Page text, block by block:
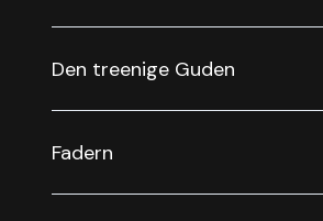
Den treenige Guden
Fadern